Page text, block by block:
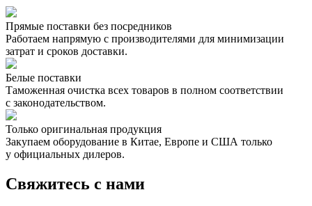
Прямые поставки без посредников
Работаем напрямую с производителями для минимизации
затрат и сроков доставки.
Белые поставки
Таможенная очистка всех товаров в полном соответствии
с законодательством.
Только оригинальная продукция
Закупаем оборудование в Китае, Европе и США только
у официальных дилеров.
Свяжитесь с нами